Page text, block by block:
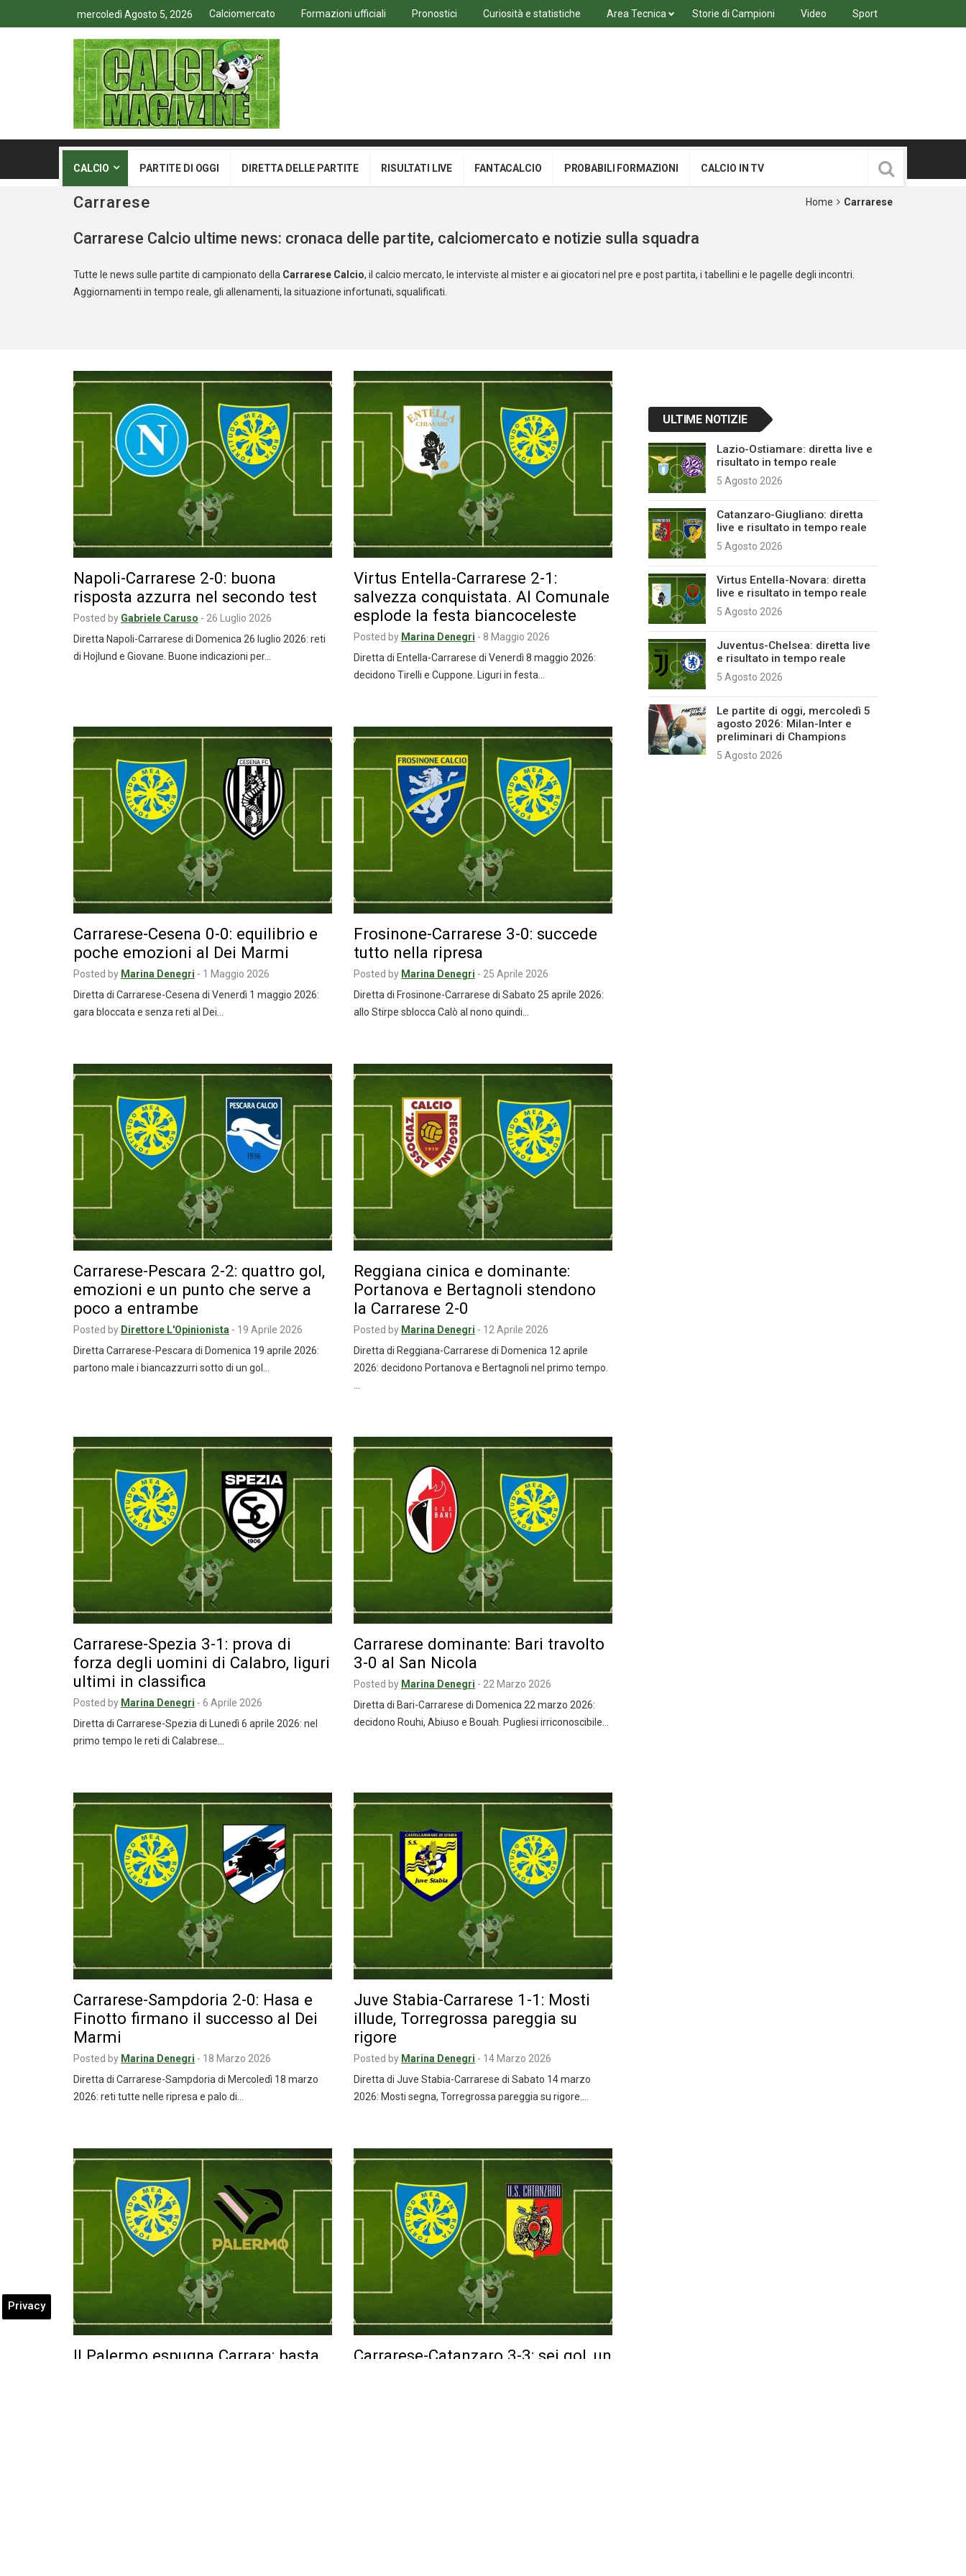
mercoledì Agosto 5, 2026 Calciomercato Formazioni ufficiali Pronostici Curiosità e statistiche Area Tecnica Storie di Campioni Video Sport
CALCIO PARTITE DI OGGI DIRETTA DELLE PARTITE RISULTATI LIVE FANTACALCIO PROBABILI FORMAZIONI CALCIO IN TV
Carrarese Home Carrarese
Carrarese Calcio ultime news: cronaca delle partite, calciomercato e notizie sulla squadra
Tutte le news sulle partite di campionato della Carrarese Calcio, il calcio mercato, le interviste al mister e ai giocatori nel pre e post partita, i tabellini e le pagelle degli incontri.
Aggiornamenti in tempo reale, gli allenamenti, la situazione infortunati, squalificati.
Napoli-Carrarese 2-0: buona
risposta azzurra nel secondo test
Posted by Gabriele Caruso - 26 Luglio 2026
Diretta Napoli-Carrarese di Domenica 26 luglio 2026: reti
di Hojlund e Giovane. Buone indicazioni per…
Virtus Entella-Carrarese 2-1:
salvezza conquistata. Al Comunale
esplode la festa biancoceleste
Posted by Marina Denegri - 8 Maggio 2026
Diretta di Entella-Carrarese di Venerdì 8 maggio 2026:
decidono Tirelli e Cuppone. Liguri in festa…
Carrarese-Cesena 0-0: equilibrio e
poche emozioni al Dei Marmi
Posted by Marina Denegri - 1 Maggio 2026
Diretta di Carrarese-Cesena di Venerdì 1 maggio 2026:
gara bloccata e senza reti al Dei…
Frosinone-Carrarese 3-0: succede
tutto nella ripresa
Posted by Marina Denegri - 25 Aprile 2026
Diretta di Frosinone-Carrarese di Sabato 25 aprile 2026:
allo Stirpe sblocca Calò al nono quindi…
Carrarese-Pescara 2-2: quattro gol,
emozioni e un punto che serve a
poco a entrambe
Posted by Direttore L'Opinionista - 19 Aprile 2026
Diretta Carrarese-Pescara di Domenica 19 aprile 2026:
partono male i biancazzurri sotto di un gol…
Reggiana cinica e dominante:
Portanova e Bertagnoli stendono
la Carrarese 2-0
Posted by Marina Denegri - 12 Aprile 2026
Diretta di Reggiana-Carrarese di Domenica 12 aprile
2026: decidono Portanova e Bertagnoli nel primo tempo.
Carrarese-Spezia 3-1: prova di
forza degli uomini di Calabro, liguri
ultimi in classifica
Posted by Marina Denegri - 6 Aprile 2026
Diretta di Carrarese-Spezia di Lunedì 6 aprile 2026: nel
primo tempo le reti di Calabrese…
Carrarese dominante: Bari travolto
3-0 al San Nicola
Posted by Marina Denegri - 22 Marzo 2026
Diretta di Bari-Carrarese di Domenica 22 marzo 2026:
decidono Rouhi, Abiuso e Bouah. Pugliesi irriconoscibile…
Carrarese-Sampdoria 2-0: Hasa e
Finotto firmano il successo al Dei
Marmi
Posted by Marina Denegri - 18 Marzo 2026
Diretta di Carrarese-Sampdoria di Mercoledì 18 marzo
2026: reti tutte nelle ripresa e palo di…
Juve Stabia-Carrarese 1-1: Mosti
illude, Torregrossa pareggia su
rigore
Posted by Marina Denegri - 14 Marzo 2026
Diretta di Juve Stabia-Carrarese di Sabato 14 marzo
2026: Mosti segna, Torregrossa pareggia su rigore.…
Il Palermo espugna Carrara: basta
Carrarese-Catanzaro 3-3: sei gol, un
ULTIME NOTIZIE
Lazio-Ostiamare: diretta live e
risultato in tempo reale
5 Agosto 2026
Catanzaro-Giugliano: diretta
live e risultato in tempo reale
5 Agosto 2026
Virtus Entella-Novara: diretta
live e risultato in tempo reale
5 Agosto 2026
Juventus-Chelsea: diretta live
e risultato in tempo reale
5 Agosto 2026
Le partite di oggi, mercoledì 5
agosto 2026: Milan-Inter e
preliminari di Champions
5 Agosto 2026
Privacy